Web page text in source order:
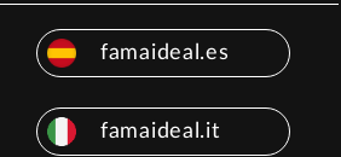
famaideal.es
famaideal.it